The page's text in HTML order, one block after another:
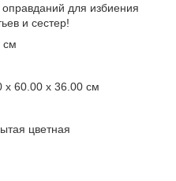
для избиения
и сестер!
см
x 60.00 x 36.00 см
цветная